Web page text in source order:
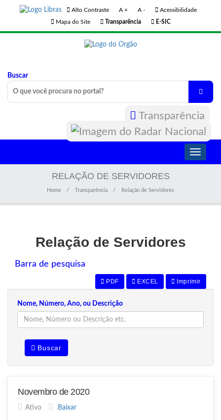
Alto Contraste A + A -
Acessibilidade
Mapa do Site
Transparência E-SIC
Buscar
Transparência
Toggle
RELAÇÃO DE SERVIDORES
Home Transparência Relação de Servidores
Relação de Servidores
Barra de pesquisa
PDF EXCEL Imprimir
Nome, Número, Ano, ou Descrição
Buscar
Novembro de 2020
Ativo Baixar